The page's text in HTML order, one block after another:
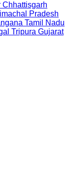
Chhattisgarh
Pradesh
Tamil Nadu
Tripura Gujarat